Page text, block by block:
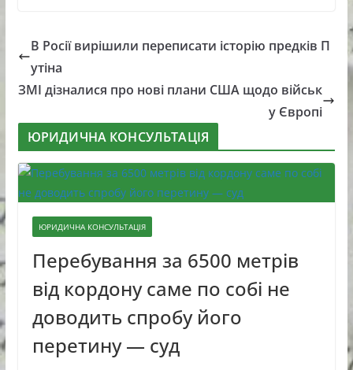
В Росії вирішили переписати історію предків П
утіна
ЗМІ дізналися про нові плани США щодо військ
у Європі
ЮРИДИЧНА КОНСУЛЬТАЦІЯ
ЮРИДИЧНА КОНСУЛЬТАЦІЯ
Перебування за 6500 метрів
від кордону саме по собі не
доводить спробу його
перетину — суд